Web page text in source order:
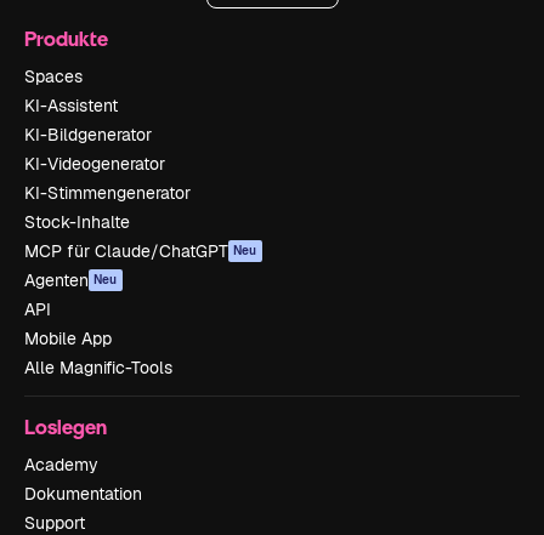
Produkte
Spaces
KI-Assistent
KI-Bildgenerator
KI-Videogenerator
KI-Stimmengenerator
Stock-Inhalte
MCP für Claude/ChatGPT Neu
Agenten Neu
API
Mobile App
Alle Magnific-Tools
Loslegen
Academy
Dokumentation
Support